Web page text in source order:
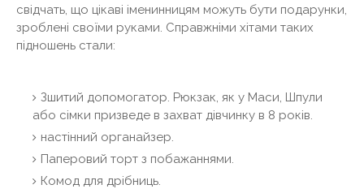
свідчать, що цікаві іменинницям можуть бути подарунки,
зроблені своїми руками. Справжніми хітами таких
підношень стали:
Зшитий допомогатор. Рюкзак, як у Маси, Шпули
або сімки призведе в захват дівчинку в 8 років.
настінний органайзер.
Паперовий торт з побажаннями.
Комод для дрібниць.